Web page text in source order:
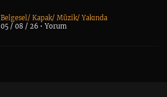
Belgesel/Kapak/Müzik/Yakında
05 / 08 / 26 •Yorum